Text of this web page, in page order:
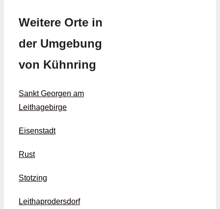
Weitere Orte in
der Umgebung
von Kühnring
Sankt Georgen am
Leithagebirge
Eisenstadt
Rust
Stotzing
Leithaprodersdorf